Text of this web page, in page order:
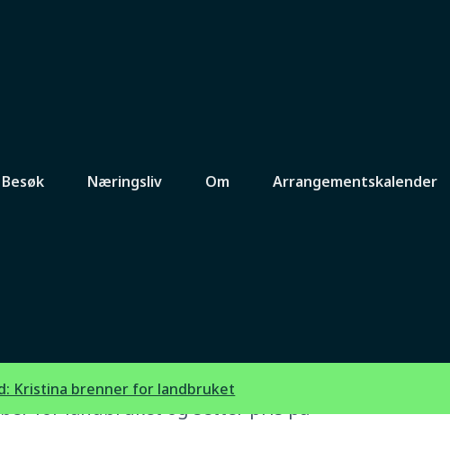
Besøk Næringsliv Om Arrangementskalender
Kristina brenner for landbruket
for landbruket og setter pris på